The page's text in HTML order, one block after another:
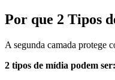
Por que 2 Tipos
A segunda camada protege
2 tipos de mídia podem ser: